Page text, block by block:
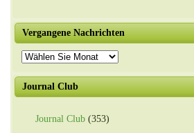
Vergangene Nachrichten
Vergangene
Nachrichten
Journal Club
Journal Club (353)